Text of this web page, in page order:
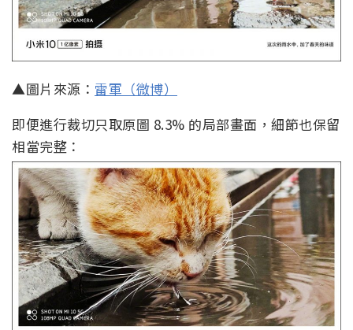
▲圖片來源： 雷軍（微博）
即便進行裁切只取原圖 8.3% 的局部畫面，細節也保留
相當完整：